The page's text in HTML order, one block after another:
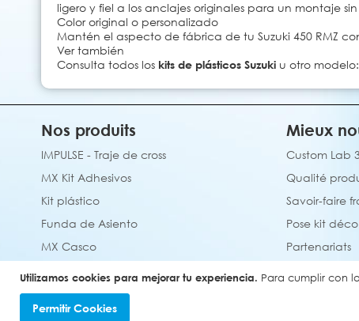
Utilizamos cookies para mejorar tu experiencia. Para cumplir con
Permitir Cookies
ligero y fiel a los anclajes originales para un montaje sin
Color original o personalizado
Mantén el aspecto de fábrica de tu Suzuki 450 RMZ
Ver también
Consulta todos los kits de plásticos Suzuki u otro modelo:
Nos produits
IMPULSE - Traje de cross
MX Kit Adhesivos
Kit plástico
Funda de Asiento
MX Casco
Mieux
Custom Lab
Qualité
Savoir-faire
Pose kit déco
Partenariats